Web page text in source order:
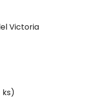
Victoria
ks)